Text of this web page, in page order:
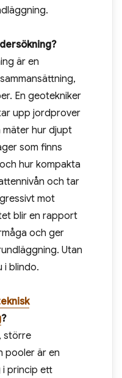
är en
En geotekniker
upp jordprover
mäter hur djupt
som finns
hur kompakta
och tar
mot
blir en rapport
och ger
Utan
i blindo.
?
större
pooler är en
i princip ett